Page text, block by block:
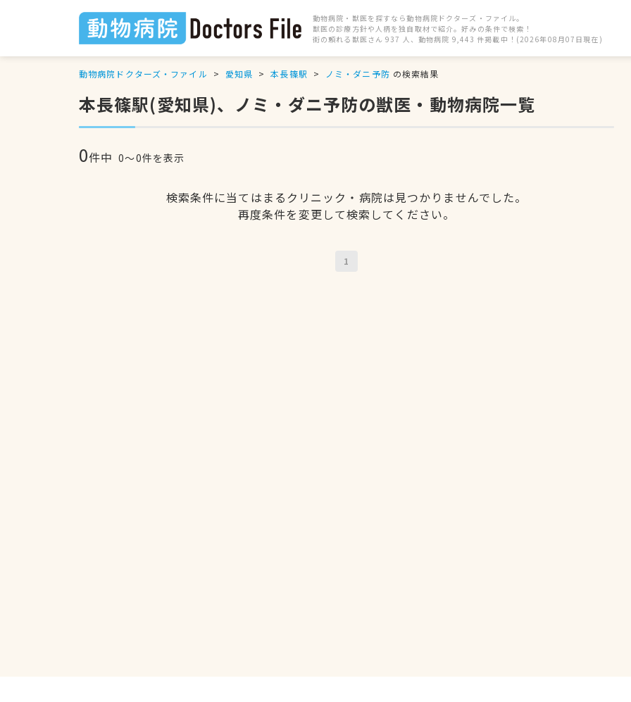
動物病院・獣医を探すなら動物病院ドクターズ・ファイル。
獣医の診療方針や人柄を独自取材で紹介。好みの条件で検索！
街の頼れる獣医さん 937 人、動物病院 9,443 件掲載中！(2026年08月07日現在)
動物病院ドクターズ・ファイル 愛知県 本長篠駅 ノミ・ダニ予防 の検索結果
本長篠駅(愛知県)、ノミ・ダニ予防の獣医・動物病院一覧
0件中 0〜0件を表示
検索条件に当てはまるクリニック・病院は見つかりませんでした。
再度条件を変更して検索してください。
1